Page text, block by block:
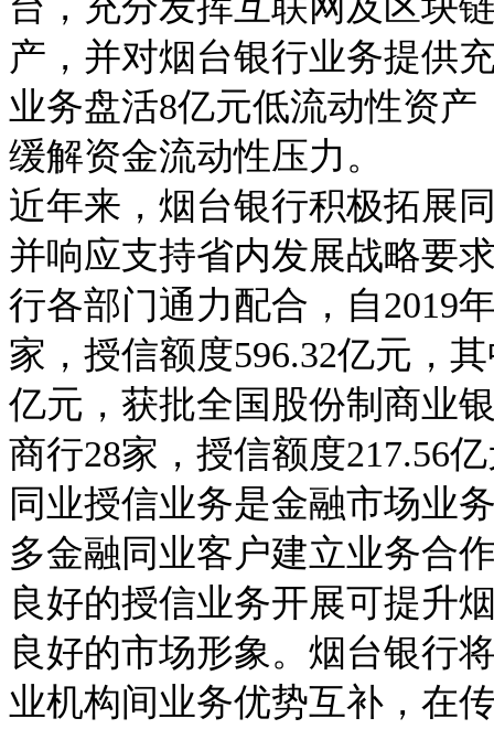
产，并对烟台银行业务提供
业务盘活8亿元低流动性资
缓解资金流动性压力。
近年来，烟台银行积极拓展
并响应支持省内发展战略要
行各部门通力配合，自2019
家，授信额度596.32亿元，
亿元，获批全国股份制商业
商行28家，授信额度217.56
同业授信业务是金融市场业
多金融同业客户建立业务合
良好的授信业务开展可提升
良好的市场形象。烟台银行
业机构间业务优势互补，在